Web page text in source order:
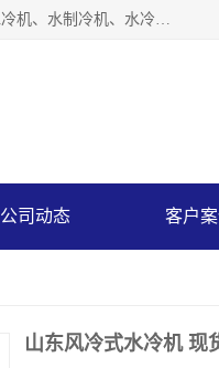
南京博盛制冷设备有限公司是冷风机厂家主营冷风机、模温机、油冷机、螺杆式冷水机、南京冷水机、水冷机、水制冷机、水冷却机、油冷却机等；凭借多年的制作经验、优秀的技术、优秀的产品质量诚信的经营理念，以一流的品质，实在的价格，在行业内享有较高的声誉。
公司动态 客户案
山东风冷式水冷机 现